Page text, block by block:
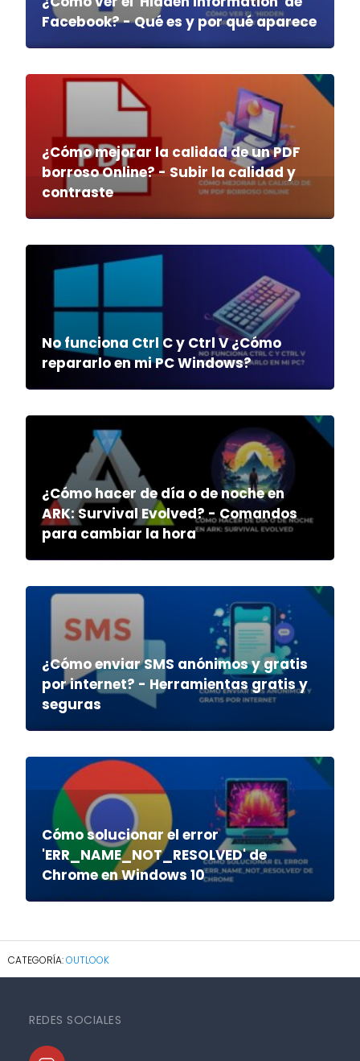
Facebook? - Qué es y por qué aparece
¿Cómo mejorar la calidad de un PDF
borroso Online? - Subir la calidad y
contraste
No funciona Ctrl C y Ctrl V ¿Cómo
repararlo en mi PC Windows?
¿Cómo hacer de día o de noche en
ARK: Survival Evolved? - Comandos
para cambiar la hora
¿Cómo enviar SMS anónimos y gratis
por internet? - Herramientas gratis y
seguras
Cómo solucionar el error
'ERR_NAME_NOT_RESOLVED' de
Chrome en Windows 10
OUTLOOK
REDES SOCIALES